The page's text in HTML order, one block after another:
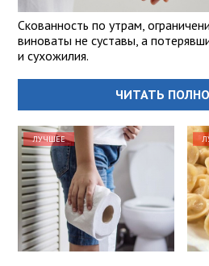
Скованность по утрам,
виноваты не суставы, а
и сухожилия.
ЧИТАТЬ
ЛУЧШЕЕ